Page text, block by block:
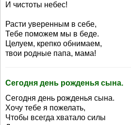
И чистоты небес!
Расти уверенным в себе,
Тебе поможем мы в беде.
Целуем, крепко обнимаем,
твои родные папа, мама!
Сегодня день рожденья сына.
Сегодня день рожденья сына.
Хочу тебе я пожелать,
Чтобы всегда хватало силы